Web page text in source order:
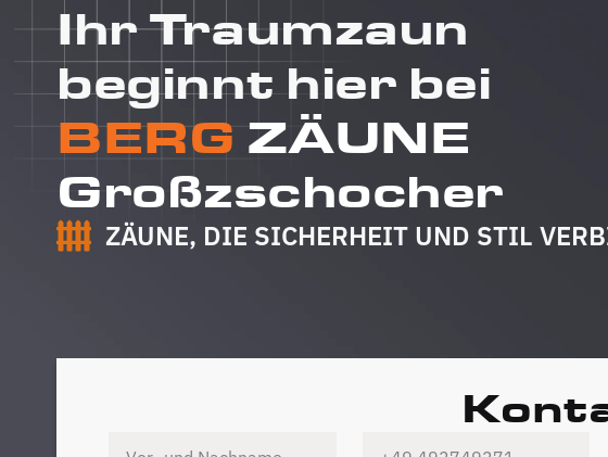
Ihr Traumzaun
beginnt hier bei
BERG ZÄUNE
Großzschocher
ZÄUNE, DIE SICHERHEIT UND STIL